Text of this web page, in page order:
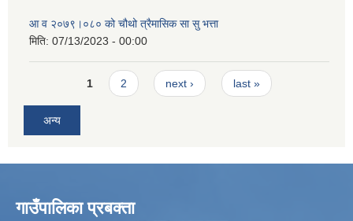
आ व २०७९।०८० को चौथो त्रैमासिक सा सु भत्ता
मिति: 07/13/2023 - 00:00
Pages1 2 next › last »
अन्य
गाउँपालिका प्रबक्ता